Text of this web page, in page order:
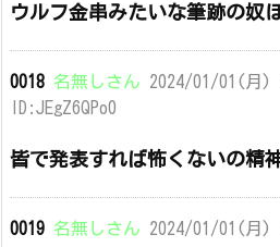
ウルフ金串みたいな筆跡の奴
0018 名無しさん 2024/01/01(月)
ID:JEgZ6QPo0
皆で発表すれば怖くないの精
0019 名無しさん 2024/01/01(月)